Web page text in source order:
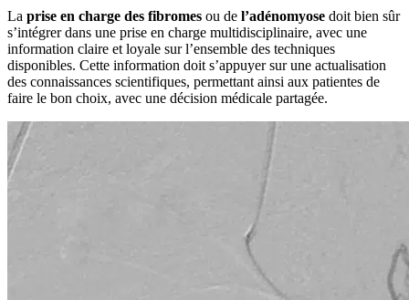
La prise en charge des fibromes ou de l’adénomyose doit bien sûr
s’intégrer dans une prise en charge multidisciplinaire, avec une
information claire et loyale sur l’ensemble des techniques
disponibles. Cette information doit s’appuyer sur une actualisation
des connaissances scientifiques, permettant ainsi aux patientes de
faire le bon choix, avec une décision médicale partagée.